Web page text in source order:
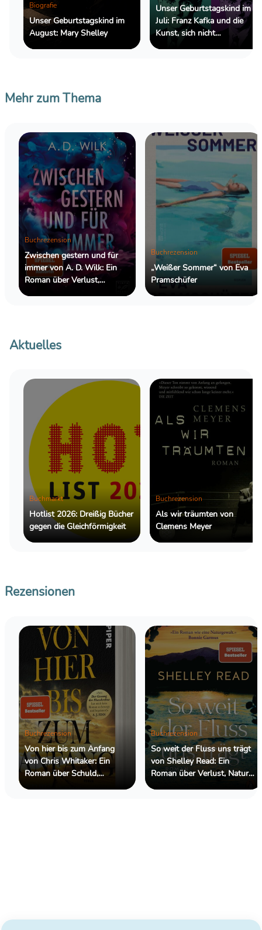
Biografie
Unser Geburtstagskind im
August: Mary Shelley
Unser Geburtstagskind im
Juli: Franz Kafka und die
Kunst, sich nicht
zurechtzufinden
Mehr zum Thema
Buchrezension
Zwischen gestern und für
immer von A. D. Wilk: Ein
Roman über Verlust,
Erinnerung und die Frage, ob
Buchrezension
„Weißer Sommer“ von Eva
Pramschüfer
Aktuelles
Buchmarkt
Hotlist 2026: Dreißig Bücher
gegen die Gleichförmigkeit
Buchrezension
Als wir träumten von
Clemens Meyer
Rezensionen
Buchrezension
Von hier bis zum Anfang
von Chris Whitaker: Ein
Roman über Schuld,
Hoffnung und die
Buchrezension
So weit der Fluss uns trägt
von Shelley Read: Ein
Roman über Verlust, Natur
und die Kraft des